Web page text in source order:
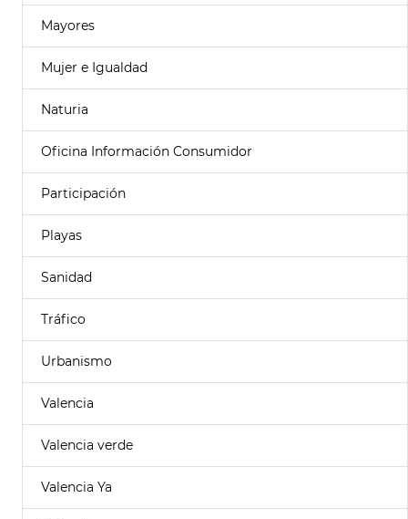
Mayores
Mujer e Igualdad
Naturia
Oficina Información Consumidor
Participación
Playas
Sanidad
Tráfico
Urbanismo
Valencia
Valencia verde
Valencia Ya